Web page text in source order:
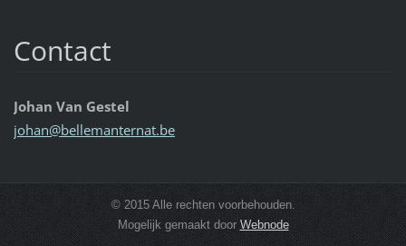
Contact
Johan Van Gestel
johan@bellemanternat.be
© 2015 Alle rechten voorbehouden.
Mogelijk gemaakt door Webnode